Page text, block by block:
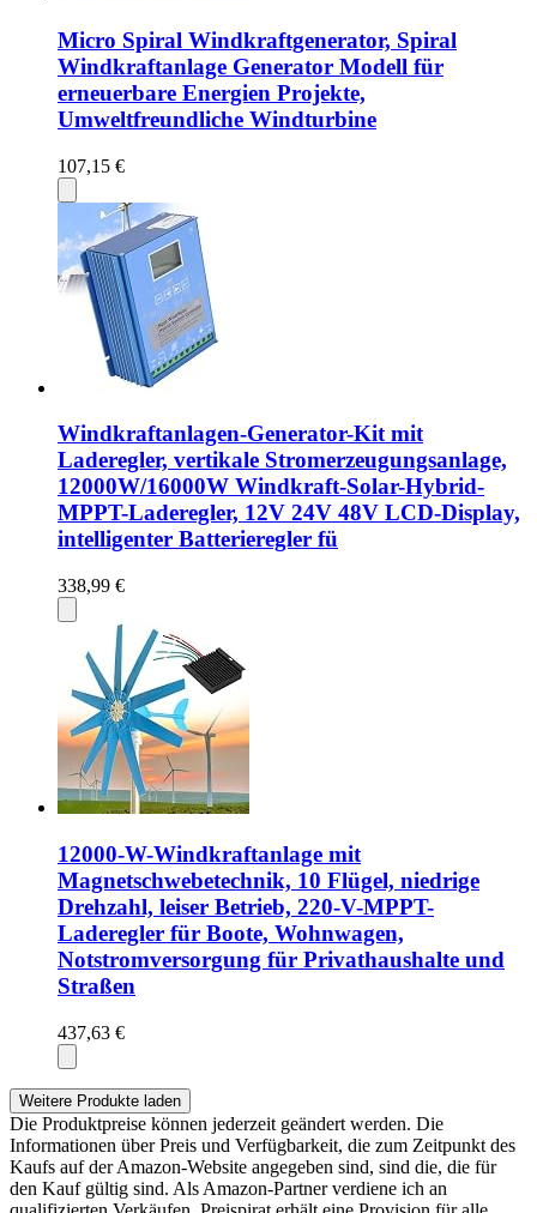
Micro Spiral Windkraftgenerator, Spiral
Windkraftanlage Generator Modell für
erneuerbare Energien Projekte,
Umweltfreundliche Windturbine
107,15 €
Windkraftanlagen-Generator-Kit mit
Laderegler, vertikale Stromerzeugungsanlage,
12000W/16000W Windkraft-Solar-Hybrid-
MPPT-Laderegler, 12V 24V 48V LCD-Display,
intelligenter Batterieregler fü
338,99 €
12000-W-Windkraftanlage mit
Magnetschwebetechnik, 10 Flügel, niedrige
Drehzahl, leiser Betrieb, 220-V-MPPT-
Laderegler für Boote, Wohnwagen,
Notstromversorgung für Privathaushalte und
Straßen
437,63 €
Weitere Produkte laden
Die Produktpreise können jederzeit geändert werden. Die
Informationen über Preis und Verfügbarkeit, die zum Zeitpunkt des
Kaufs auf der Amazon-Website angegeben sind, sind die, die für
den Kauf gültig sind. Als Amazon-Partner verdiene ich an